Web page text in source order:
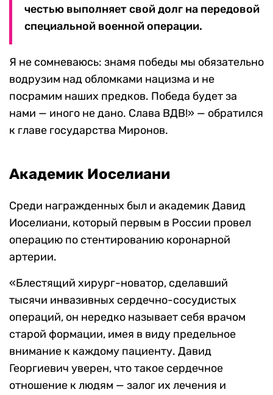
честью выполняет свой долг на передовой
специальной военной операции.
Я не сомневаюсь: знамя победы мы обязательно
водрузим над обломками нацизма и не
посрамим наших предков. Победа будет за
нами — иного не дано. Слава ВДВ!» — обратился
к главе государства Миронов.
Академик Иоселиани
Среди награжденных был и академик Давид
Иоселиани, который первым в России провел
операцию по стентированию коронарной
артерии.
«Блестящий хирург-новатор, сделавший
тысячи инвазивных сердечно-сосудистых
операций, он нередко называет себя врачом
старой формации, имея в виду предельное
внимание к каждому пациенту. Давид
Георгиевич уверен, что такое сердечное
отношение к людям — залог их лечения и